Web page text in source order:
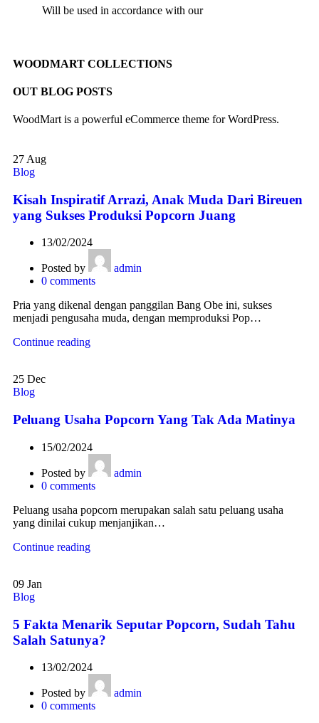
Will be used in accordance with our
WOODMART COLLECTIONS
OUT BLOG POSTS
WoodMart is a powerful eCommerce theme for WordPress.
27 Aug
Blog
Kisah Inspiratif Arrazi, Anak Muda Dari Bireuen
yang Sukses Produksi Popcorn Juang
13/02/2024
Posted by
admin
0 comments
Pria yang dikenal dengan panggilan Bang Obe ini, sukses
menjadi pengusaha muda, dengan memproduksi Pop…
Continue reading
25 Dec
Blog
Peluang Usaha Popcorn Yang Tak Ada Matinya
15/02/2024
Posted by
admin
0 comments
Peluang usaha popcorn merupakan salah satu peluang usaha
yang dinilai cukup menjanjikan…
Continue reading
09 Jan
Blog
5 Fakta Menarik Seputar Popcorn, Sudah Tahu
Salah Satunya?
13/02/2024
Posted by
admin
0 comments